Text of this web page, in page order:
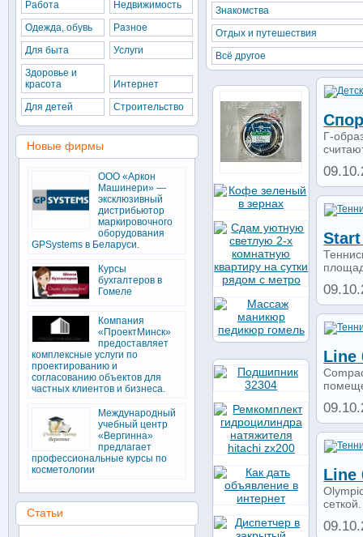
Знакомства
Отдых и путешествия
Всё другое
Г-
Line
Line
Работа
Недвижимость
Одежда, обувь
Разное
Для быта
Услуги
Здоровье и
красота
Интернет
Для детей
Строительство
Новые фирмы
ООО «Аркон
Машинери» —
эксклюзивный
дистрибьютор
маркировочного
оборудования
GPSystems в Беларуси.
Курсы
бухгалтеров в
Гомеле
Компания
«ПроектМинск»
предоставляет
комплексные услуги по
проектированию и
согласованию объектов для
частных клиентов и бизнеса.
Международный
учебный центр
«Вергинна»
предлагает
профессиональные курсы по
косметологии
Статьи